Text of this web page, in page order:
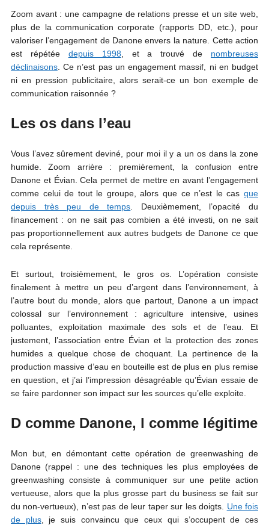
Zoom avant : une campagne de relations presse et un site web,
plus de la communication corporate (rapports DD, etc.), pour
valoriser l’engagement de Danone envers la nature. Cette action
est répétée depuis 1998 , et a trouvé de nombreuses
déclinaisons. Ce n’est pas un engagement massif, ni en budget
ni en pression publicitaire, alors serait-ce un bon exemple de
communication raisonnée ?
Les os dans l’eau
Vous l’avez sûrement deviné, pour moi il y a un os dans la zone
humide. Zoom arrière : premièrement, la confusion entre
Danone et Évian. Cela permet de mettre en avant l’engagement
comme celui de tout le groupe, alors que ce n’est le casque
depuis très peu de temps . Deuxièmement, l’opacité du
financement : on ne sait pas combien a été investi, on ne sait
pas proportionnellement aux autres budgets de Danone ce que
cela représente.
Et surtout, troisièmement, le gros os. L’opération consiste
finalement à mettre un peu d’argent dans l’environnement, à
l’autre bout du monde, alors que partout, Danone a un impact
colossal sur l’environnement : agriculture intensive, usines
polluantes, exploitation maximale des sols et de l’eau. Et
justement, l’association entre Évian et la protection des zones
humides a quelque chose de choquant. La pertinence de la
production massive d’eau en bouteille est de plus en plus remise
en question, et j’ai l’impression désagréable qu’Évian essaie de
se faire pardonner son impact sur les sources qu’elle exploite.
D comme Danone, l comme légitime
Mon but, en démontant cette opération de greenwashing de
Danone (rappel : une des techniques les plus employées de
greenwashing consiste à communiquer sur une petite action
vertueuse, alors que la plus grosse part du business se fait sur
du non-vertueux), n’est pas de leur taper sur les doigts. Une fois
de plus, je suis convaincu que ceux qui s’occupent de ces